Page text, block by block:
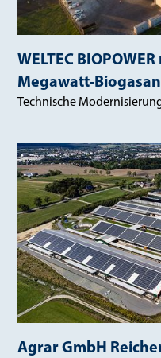
WELTEC
Megawatt-
Technische
Agrar GmbH